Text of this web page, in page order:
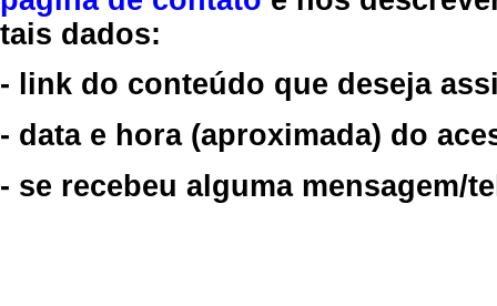
tais dados:
- link do conteúdo que deseja
- data e hora (aproximada) do
- se recebeu alguma mensagem/